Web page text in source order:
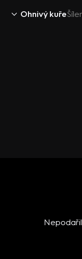
Ohnivý kuře